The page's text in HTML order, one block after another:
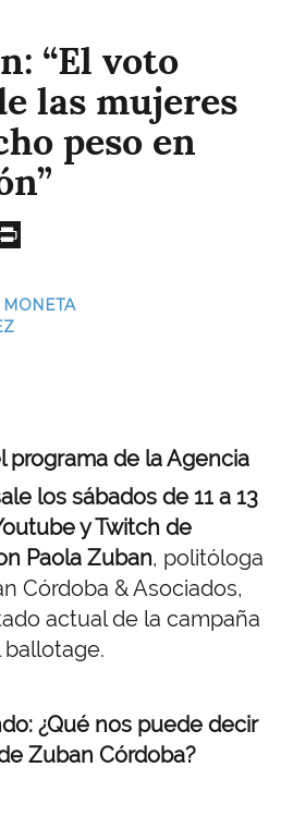
“El voto
las mujeres
peso en
MONETA
programa de la Agencia
los sábados de 11 a 13
y Twitch de
Paola Zuban, politóloga
Córdoba & Asociados,
actual de la campaña
¿Qué nos puede decir
Zuban Córdoba?